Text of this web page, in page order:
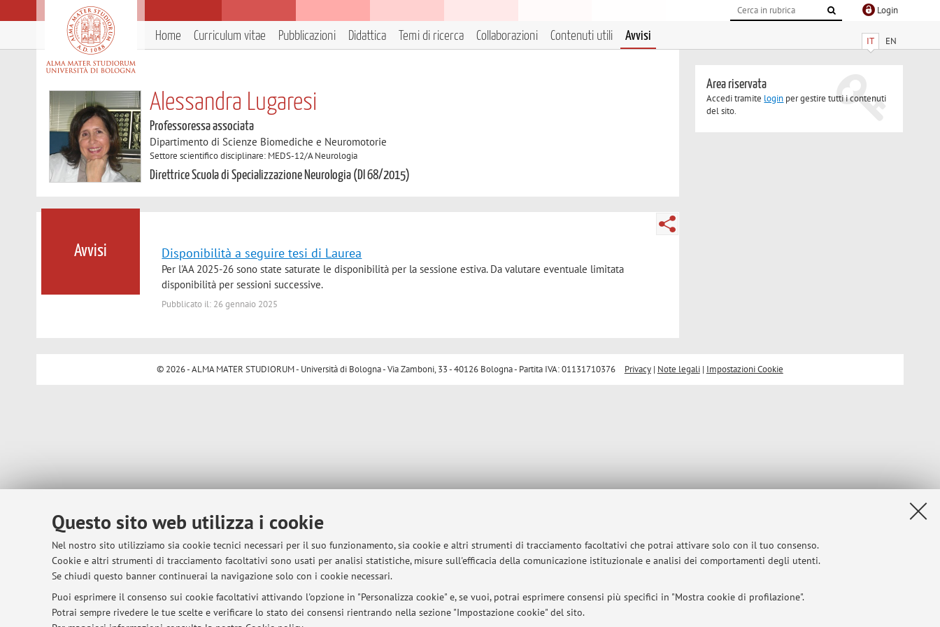
Questo sito web utilizza i cookie
Nel nostro sito utilizziamo sia cookie tecnici necessari per il suo funzionamento, sia cookie e altri strumenti di tracciamento facoltativi che potrai attivare solo con il tuo consenso.
Cookie e altri strumenti di tracciamento facoltativi sono usati per analisi statistiche, misure sull'efficacia della comunicazione istituzionale e analisi dei comportamenti degli utenti.
Se chiudi questo banner continuerai la navigazione solo con i cookie necessari.
Puoi esprimere il consenso sui cookie facoltativi attivando l'opzione in "Personalizza cookie" e, se vuoi, potrai esprimere consensi più specifici in "Mostra cookie di profilazione".
Potrai sempre rivedere le tue scelte e verificare lo stato dei consensi rientrando nella sezione "Impostazione cookie" del sito.
Login
IT EN
Home Curriculum vitae Pubblicazioni Didattica Temi di ricerca Collaborazioni Contenuti utili Avvisi
Alessandra Lugaresi
Professoressa associata
Dipartimento di Scienze Biomediche e Neuromotorie
Settore scientifico disciplinare: MEDS-12/A Neurologia
Direttrice Scuola di Specializzazione Neurologia (DI 68/2015)
Avvisi Disponibilità a seguire tesi di Laurea
Per l'AA 2025-26 sono state saturate le disponibilità per la sessione estiva. Da valutare eventuale limitata
disponibilità per sessioni successive.
Pubblicato il: 26 gennaio 2025
Area riservata
Accedi tramite login per gestire tutti i contenuti
del sito.
© 2026 - ALMA MATER STUDIORUM - Università di Bologna - Via Zamboni, 33 - 40126 Bologna - Partita IVA: 01131710376 Privacy| Note legali| Impostazioni Cookie